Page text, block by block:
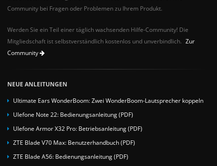
Community bei Fragen oder Problemen zu Ihrem Produkt.
Werden Sie ein Teil einer täglich wachsenden Hilfe-Community! Die
Mitgliedschaft ist selbstverständlich kostenlos und unverbindlich. Zur
Community
NEUE ANLEITUNGEN
Ultimate Ears WonderBoom: Zwei WonderBoom-Lautsprecher koppeln
Ulefone Note 22: Bedienungsanleitung (PDF)
Ulefone Armor X32 Pro: Betriebsanleitung (PDF)
ZTE Blade V70 Max: Benutzerhandbuch (PDF)
ZTE Blade A56: Bedienungsanleitung (PDF)